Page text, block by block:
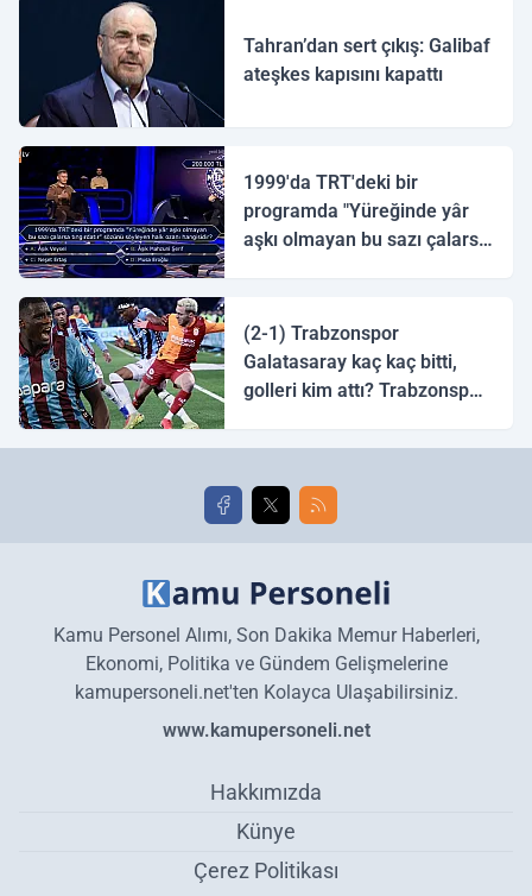
Tahran’dan sert çıkış: Galibaf
ateşkes kapısını kapattı
1999'da TRT'deki bir
programda "Yüreğinde yâr
aşkı olmayan bu sazı çalarsa
(2-1) Trabzonspor
Galatasaray kaç kaç bitti,
golleri kim attı? Trabzonspor
golleri!
Kamu Personel Alımı, Son Dakika Memur Haberleri,
Ekonomi, Politika ve Gündem Gelişmelerine
kamupersoneli.net'ten Kolayca Ulaşabilirsiniz.
www.kamupersoneli.net
Hakkımızda
Künye
Çerez Politikası